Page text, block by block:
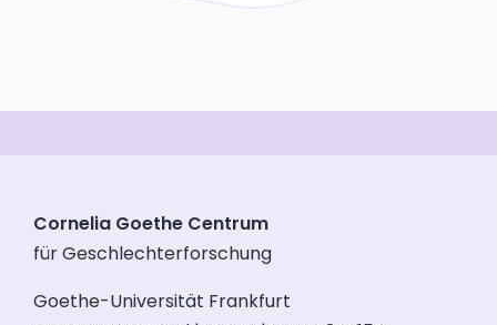
Cornelia Goethe Centrum
für Geschlechterforschung
Goethe-Universität Frankfurt